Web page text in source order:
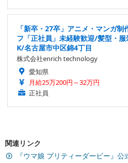
「新卒・27卒」アニメ・マンガ
フ「正社員」未経験歓迎/髪型・
K/名古屋市中区錦4丁目
株式会社enrich technology
愛知県
月給25万200円～32万円
正社員
関連リンク
『ウマ娘 プリティーダービー』公